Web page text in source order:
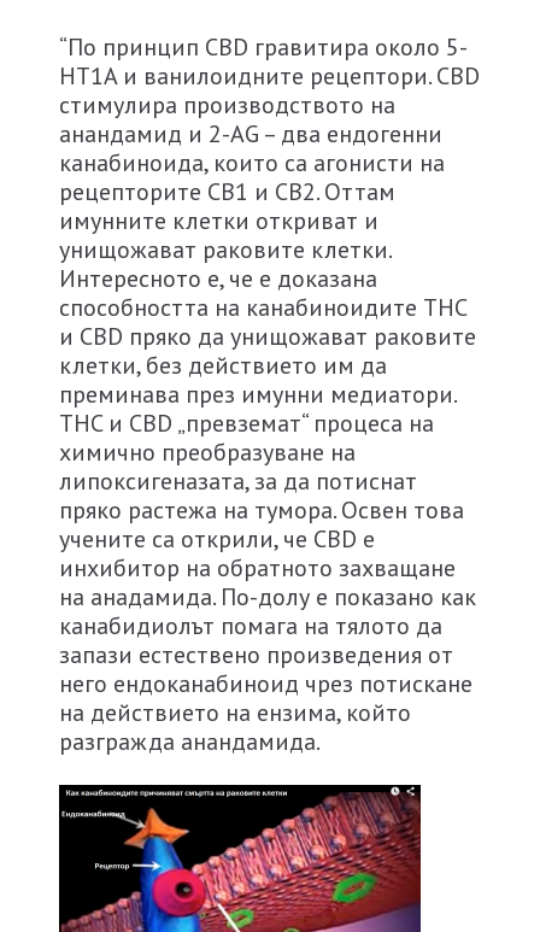
“По принцип CBD гравитира около 5-
HT1A и ванилоидните рецептори. CBD
стимулира производството на
анандамид и 2-AG – два ендогенни
канабиноида, които са агонисти на
рецепторите CB1 и CB2. Оттам
имунните клетки откриват и
унищожават раковите клетки.
Интересното е, че е доказана
способността на канабиноидите THC
и CBD пряко да унищожават раковите
клетки, без действието им да
преминава през имунни медиатори.
THC и CBD „превземат“ процеса на
химично преобразуване на
липоксигеназата, за да потиснат
пряко растежа на тумора. Освен това
учените са открили, че CBD e
инхибитор на обратното захващане
на анадамида. По-долу е показано как
канабидиолът помага на тялото да
запази естествено произведения от
него ендоканабиноид чрез потискане
на действието на ензима, който
разгражда анандамида.